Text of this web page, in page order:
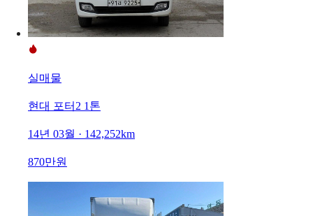
실매물
현대 포터2 1톤
14년 03월 · 142,252km
870만원